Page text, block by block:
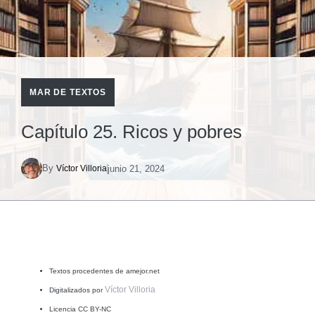
MAR DE TEXTOS
Capítulo 25. Ricos y pobres
By Víctor Villoriajunio 21, 2024
Textos procedentes de amejor.net
Digitalizados porVíctor Villoria
Licencia CC BY-NC